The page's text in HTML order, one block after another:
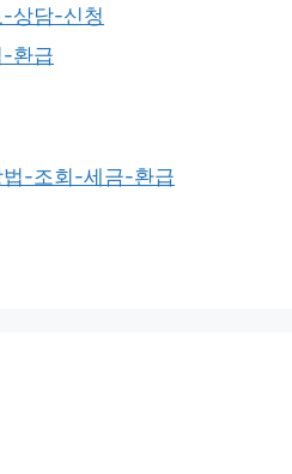
상담-신청
환급
-조회-세금-환급